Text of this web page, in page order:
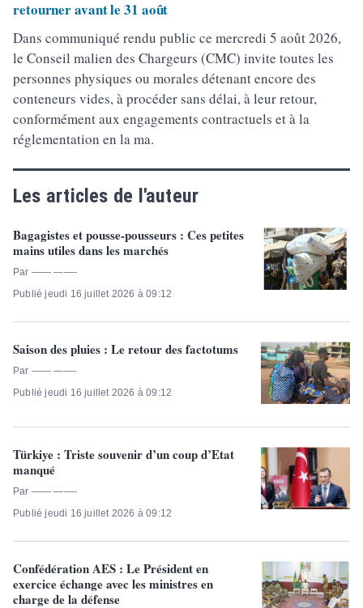
retourner avant le 31 août
Dans communiqué rendu public ce mercredi 5 août 2026,
le Conseil malien des Chargeurs (CMC) invite toutes les
personnes physiques ou morales détenant encore des
conteneurs vides, à procéder sans délai, à leur retour,
conformément aux engagements contractuels et à la
réglementation en la ma.
Les articles de l'auteur
Bagagistes et pousse-pousseurs : Ces petites
mains utiles dans les marchés
Par —— ——-
Publié jeudi 16 juillet 2026 à 09:12
Saison des pluies : Le retour des factotums
Par —— ——-
Publié jeudi 16 juillet 2026 à 09:12
Türkiye : Triste souvenir d’un coup d’Etat
manqué
Par —— ——-
Publié jeudi 16 juillet 2026 à 09:12
Confédération AES : Le Président en
exercice échange avec les ministres en
charge de la défense